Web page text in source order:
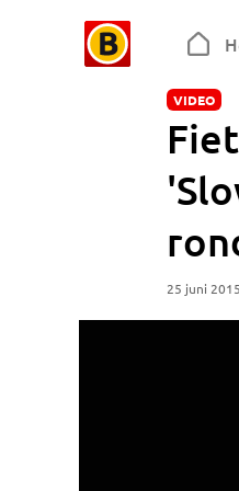
VIDEO
25 juni